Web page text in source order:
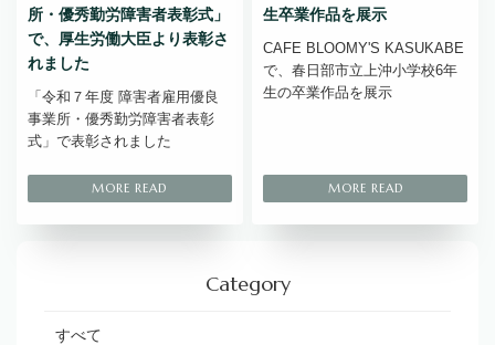
所・優秀勤労障害者表彰式」
で、厚生労働大臣より表彰さ
れました
「令和７年度 障害者雇用優良
事業所・優秀勤労障害者表彰
式」で表彰されました
生卒業作品を展示
CAFE BLOOMY'S KASUKABE
で、春日部市立上沖小学校6年
生の卒業作品を展示
Category
すべて